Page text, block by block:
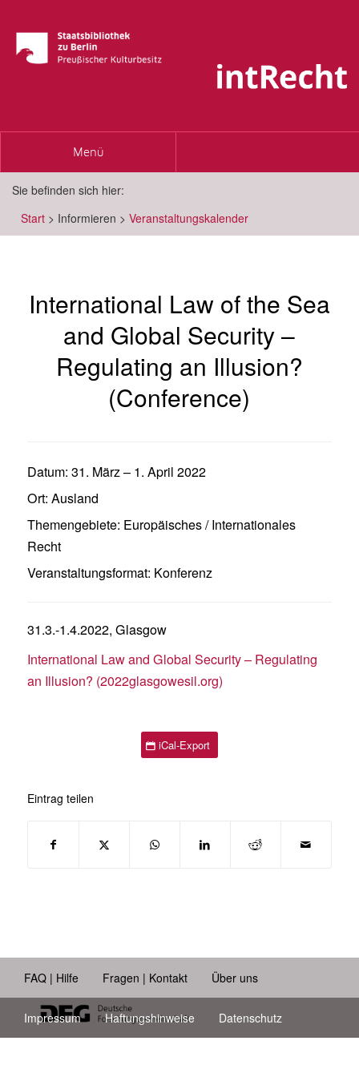
Toggle
Menü
Sie befinden sich hier:
Start > Informieren > Veranstaltungskalender
International Law of the Sea
and Global Security –
Regulating an Illusion?
(Conference)
Datum: 31. März– 1. April 2022
Ort: Ausland
Themengebiete: Europäisches / Internationales
Recht
Veranstaltungsformat: Konferenz
31.3.-1.4.2022, Glasgow
International Law and Global Security – Regulating
an Illusion? (2022glasgowesil.org)
iCal-Export
Eintrag teilen
FAQ | Hilfe Fragen | Kontakt Über uns
Impressum Haftungshinweise Datenschutz